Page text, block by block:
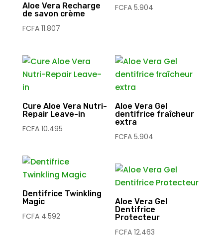
Aloe Vera Recharge
de savon crème
FCFA11.807
FCFA 5.904
Cure Aloe Vera Nutri-
Repair Leave-in
FCFA10.495
Aloe Vera Gel
dentifrice fraîcheur
extra
FCFA 5.904
Dentifrice Twinkling
Magic
FCFA4.592
Aloe Vera Gel
Dentifrice
Protecteur
FCFA 12.463